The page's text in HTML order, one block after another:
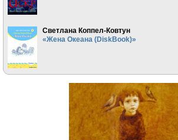
Светлана Коппел-Ковтун
«Жена Океана (DiskBook)»